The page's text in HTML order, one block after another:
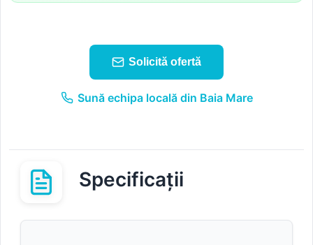
Solicită ofertă
Sună echipa locală din Baia Mare
Specificații